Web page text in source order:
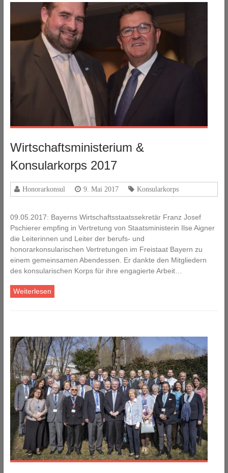
Wirtschaftsministerium &
Konsularkorps 2017
Honorarkonsul 9. Mai 2017 Konsularkorps
09.05.2017: Bayerns Wirtschaftsstaatssekretär Franz Josef
Pschierer empfing in Vertretung von Staatsministerin Ilse Aigner
die Leiterinnen und Leiter der berufs- und
honorarkonsularischen Vertretungen im Freistaat Bayern zu
einem gemeinsamen Abendessen. Er dankte den Mitgliedern
des konsularischen Korps für ihre engagierte Arbeit…
Weiterlesen